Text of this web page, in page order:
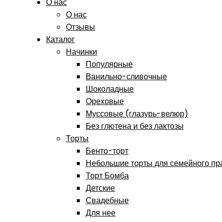
О нас
О нас
Отзывы
Каталог
Начинки
Популярные
Ванильно-сливочные
Шоколадные
Ореховые
Муссовые (глазурь-велюр)
Без глютена и без лактозы
Торты
Бенто-торт
Небольшие торты для семейного
Торт Бомба
Детские
Свадебные
Для нее